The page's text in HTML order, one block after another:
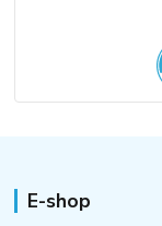
E-shop